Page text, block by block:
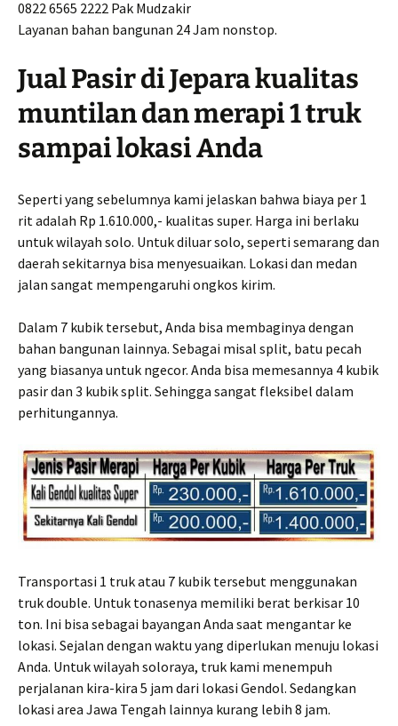
0822 6565 2222 Pak Mudzakir
Layanan bahan bangunan 24 Jam nonstop.
Jual Pasir di Jepara kualitas
muntilan dan merapi 1 truk
sampai lokasi Anda
Seperti yang sebelumnya kami jelaskan bahwa biaya per 1
rit adalah Rp 1.610.000,- kualitas super. Harga ini berlaku
untuk wilayah solo. Untuk diluar solo, seperti semarang dan
daerah sekitarnya bisa menyesuaikan. Lokasi dan medan
jalan sangat mempengaruhi ongkos kirim.
Dalam 7 kubik tersebut, Anda bisa membaginya dengan
bahan bangunan lainnya. Sebagai misal split, batu pecah
yang biasanya untuk ngecor. Anda bisa memesannya 4 kubik
pasir dan 3 kubik split. Sehingga sangat fleksibel dalam
perhitungannya.
Transportasi 1 truk atau 7 kubik tersebut menggunakan
truk double. Untuk tonasenya memiliki berat berkisar 10
ton. Ini bisa sebagai bayangan Anda saat mengantar ke
lokasi. Sejalan dengan waktu yang diperlukan menuju lokasi
Anda. Untuk wilayah soloraya, truk kami menempuh
perjalanan kira-kira 5 jam dari lokasi Gendol. Sedangkan
lokasi area Jawa Tengah lainnya kurang lebih 8 jam.